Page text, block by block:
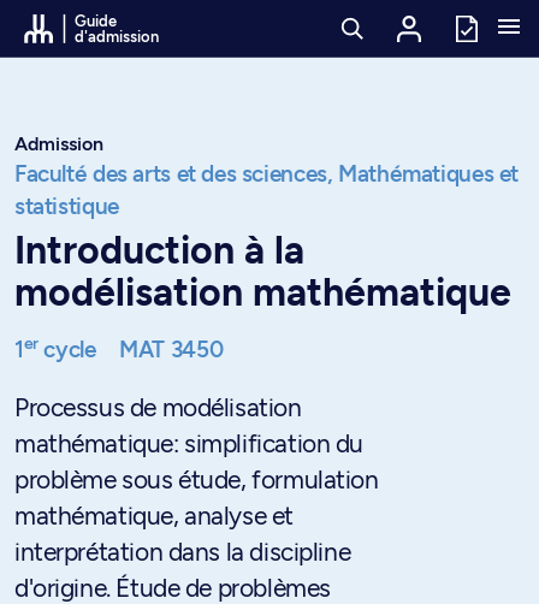
Passer au contenu
Guide
d'admission
Admission
Faculté des arts et des sciences, Mathématiques et
statistique
Introduction à la
modélisation mathématique
1ercycle MAT 3450
Processus de modélisation
mathématique: simplification du
problème sous étude, formulation
mathématique, analyse et
interprétation dans la discipline
d'origine. Étude de problèmes